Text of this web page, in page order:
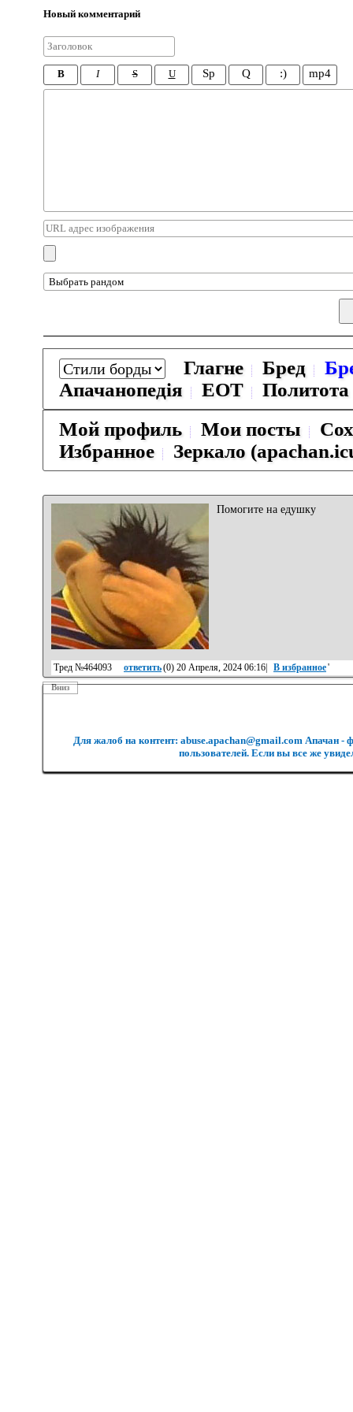
Новый комментарий
B I S U Sp Q :) mp4
Глагне Бред
Апачанопедiя
ЕОТ
Политота
Мой профиль
Мои посты
Избранное
Зеркало
Помогите на едушку
Тред №464093 ответить(0) 20 Апреля, 2024 06:16| В избранное'
Вниз
Для жалоб на контент: abuse.apachan@gmail.com Апачан -
пользователей. Если вы все же